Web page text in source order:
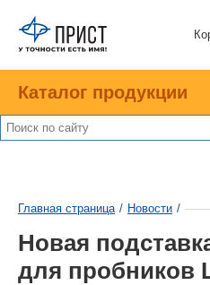
Каталог продукции
Главная страница / Новости /
Новая
для пробников